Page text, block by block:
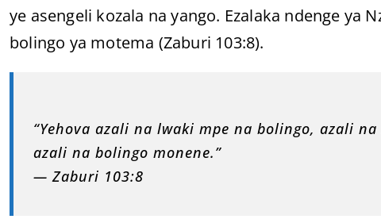
ye asengeli kozala na yango. Ezalaka ndenge ya
bolingo ya motema (Zaburi 103:8).
“Yehova azali na lwaki mpe na bolingo, azali
azali na bolingo monene.”
— Zaburi 103:8